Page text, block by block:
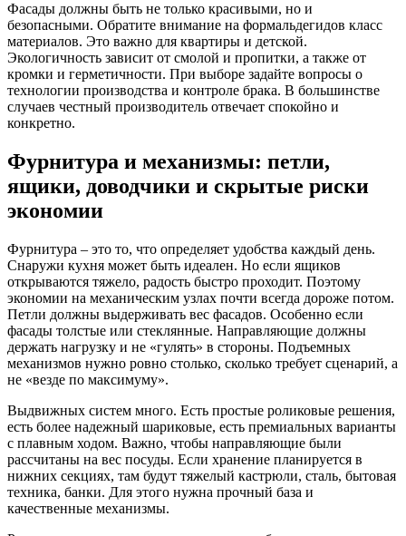
Фасады должны быть не только красивыми, но и
безопасными. Обратите внимание на формальдегидов класс
материалов. Это важно для квартиры и детской.
Экологичность зависит от смолой и пропитки, а также от
кромки и герметичности. При выборе задайте вопросы о
технологии производства и контроле брака. В большинстве
случаев честный производитель отвечает спокойно и
конкретно.
Фурнитура и механизмы: петли,
ящики, доводчики и скрытые риски
экономии
Фурнитура – это то, что определяет удобства каждый день.
Снаружи кухня может быть идеален. Но если ящиков
открываются тяжело, радость быстро проходит. Поэтому
экономии на механическим узлах почти всегда дороже потом.
Петли должны выдерживать вес фасадов. Особенно если
фасады толстые или стеклянные. Направляющие должны
держать нагрузку и не «гулять» в стороны. Подъемных
механизмов нужно ровно столько, сколько требует сценарий, а
не «везде по максимуму».
Выдвижных систем много. Есть простые роликовые решения,
есть более надежный шариковые, есть премиальных варианты
с плавным ходом. Важно, чтобы направляющие были
рассчитаны на вес посуды. Если хранение планируется в
нижних секциях, там будут тяжелый кастрюли, сталь, бытовая
техника, банки. Для этого нужна прочный база и
качественные механизмы.